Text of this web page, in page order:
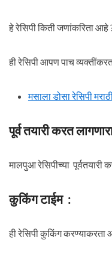
हे रेसिपी किती जणांकरिता आहे
ही रेसिपी आपण पाच
मसाला डोसा रेसिपी
पूर्व तयारी करत
मालपुआ रेसिपीच्या पूर्वतयारी
कुकिंग टाईम :
ही रेसिपी कुकिंग करण्याकरता